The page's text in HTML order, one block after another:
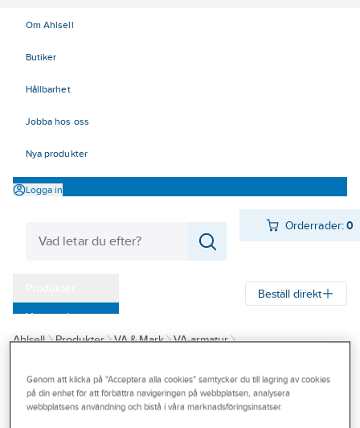
Om Ahlsell
Butiker
Hållbarhet
Jobba hos oss
Nya produkter
Logga in
Orderrader:0
Varumärken
Kampanjer
Outlet
Branscher
Beställ direkt
Ahlsell Produkter VA & Mark
VA-armatur
HAWLE
Teleskopgarnityr
Genom att klicka på "Acceptera alla cookies" samtycker du till lagring av cookies
på din enhet för att förbättra navigeringen på webbplatsen, analysera
webbplatsens användning och bistå i våra marknadsföringsinsatser.